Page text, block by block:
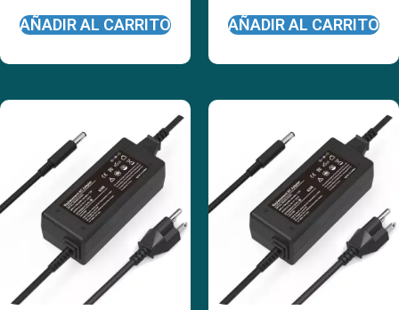
AÑADIR AL CARRITO AÑADIR AL CARRITO